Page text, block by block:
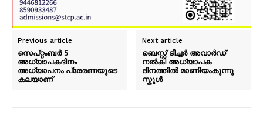
Previous article
സെപ്റ്റംബര്‍ 5
അധ്യാപകദിനം
അധ്യാപനം പ്രേരണയുടെ
കലയാണ്
Next article
ബെസ്റ്റ് ടീച്ചർ അവാർഡ്
നൽകി അധ്യാപക
ദിനത്തിൽ മാണിയംകുന്നു
സ്കൂൾ